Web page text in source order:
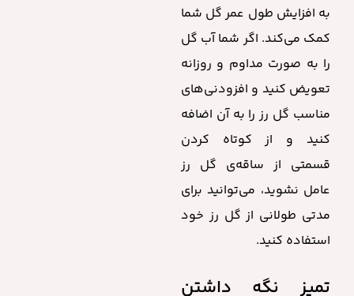
به افزایش طول عمر گل شما
کمک می‌کند. اگر شما آب گل
را به صورت مداوم و روزانه
تعویض کنید و افزودنی‌های
مناسب گل رز را به آن اضافه
کنید و از کوتاه کردن
قسمتی از ساقه‌ی گل رز
عامل نشوید، می‌توانید برای
مدتی طولانی از گل رز خود
استفاده کنید.
تمیز نگه داشتن